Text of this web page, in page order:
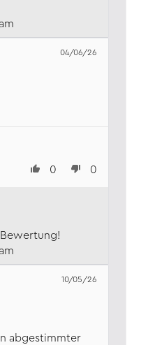
Zur Höhe 1, D-56812
04/06/26
0 0
10/05/26
abgestimmter